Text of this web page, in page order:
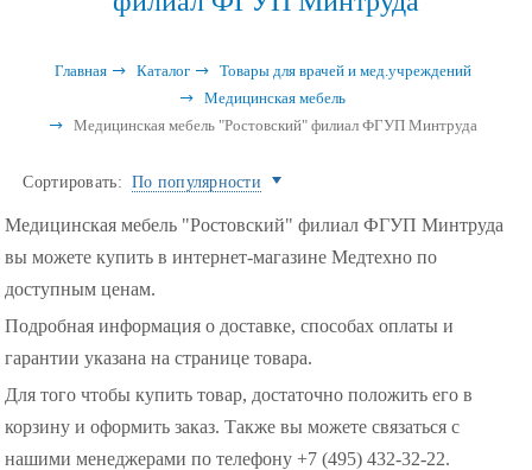
Главная Каталог
Товары для врачей и мед.учреждений
Медицинская мебель
Медицинская мебель "Ростовский" филиал ФГУП Минтруда
Сортировать: По популярности
Медицинская мебель "Ростовский" филиал ФГУП Минтруда
вы можете купить в интернет-магазине Медтехно по
доступным ценам.
Подробная информация о доставке, способах оплаты и
гарантии указана на странице товара.
Для того чтобы купить товар, достаточно положить его в
корзину и оформить заказ. Также вы можете связаться с
нашими менеджерами по телефону +7 (495) 432-32-22.